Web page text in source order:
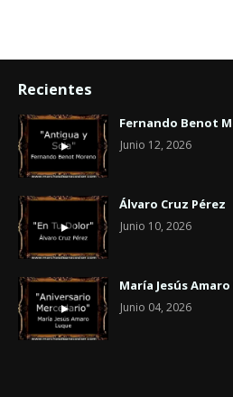
Recientes
Fernando Benot
Junio 12, 2026
Álvaro Cruz Pérez
Junio 10, 2026
María Jesús
Junio 04, 2026